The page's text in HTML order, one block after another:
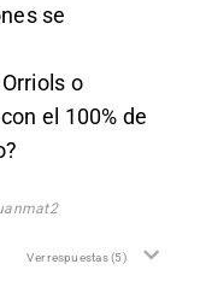
se
o
el 100% de
Ver respuestas(5)